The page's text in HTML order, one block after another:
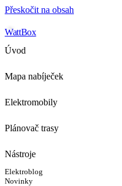
Přeskočit na obsah
WattBox
Úvod
Mapa nabíječek
Elektromobily
Plánovač trasy
Nástroje
Elektroblog
Novinky